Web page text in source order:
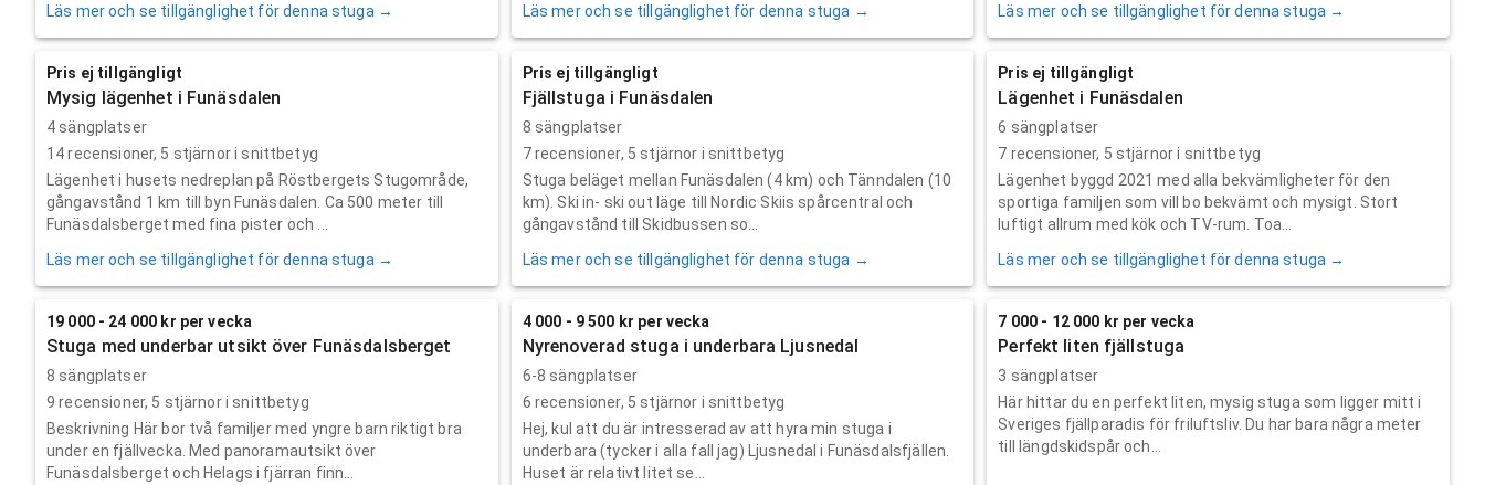
Läs mer och se tillgänglighet för denna stuga →
Läs mer och se tillgänglighet för denna stuga →
Läs mer och se tillgänglighet för denna stuga →
Pris ej tillgängligt
Mysig lägenhet i Funäsdalen
4 sängplatser
14recensioner, 5 stjärnor i snittbetyg
Lägenhet i husets nedreplan på Röstbergets Stugområde,
gångavstånd 1 km till byn Funäsdalen. Ca 500 meter till
Funäsdalsberget med fina pister och ...
Läs mer och se tillgänglighet för denna stuga →
Pris ej tillgängligt
Fjällstuga i Funäsdalen
8 sängplatser
7recensioner, 5 stjärnor i snittbetyg
Stuga beläget mellan Funäsdalen (4 km) och Tänndalen (10
km). Ski in- ski out läge till Nordic Skiis spårcentral och
gångavstånd till Skidbussen so...
Läs mer och se tillgänglighet för denna stuga →
Pris ej tillgängligt
Lägenhet i Funäsdalen
6 sängplatser
7 recensioner, 5 stjärnor i snittbetyg
Lägenhet byggd 2021 med alla bekvämligheter för den
sportiga familjen som vill bo bekvämt och mysigt. Stort
luftigt allrum med kök och TV-rum. Toa...
Läs mer och se tillgänglighet för denna stuga →
19 000 - 24 000 kr per vecka
Stuga med underbar utsikt över Funäsdalsberget
8 sängplatser
9 recensioner, 5 stjärnor i snittbetyg
Beskrivning Här bor två familjer med yngre barn riktigt bra
under en fjällvecka. Med panoramautsikt över
Funäsdalsberget och Helags i fjärran finn...
4 000 - 9 500 kr per vecka
Nyrenoverad stuga i underbara Ljusnedal
6-8 sängplatser
6 recensioner, 5 stjärnor i snittbetyg
Hej, kul att du är intresserad av att hyra min stuga i
underbara (tycker i alla fall jag) Ljusnedal i Funäsdalsfjällen.
Huset är relativt litet se...
7 000 - 12 000 kr per vecka
Perfekt liten fjällstuga
3 sängplatser
Här hittar du en perfekt liten, mysig stuga som ligger mitt i
Sveriges fjällparadis för friluftsliv. Du har bara några meter
till längdskidspår och...